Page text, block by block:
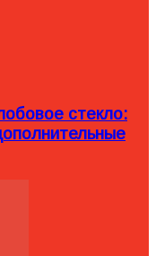
стекло: